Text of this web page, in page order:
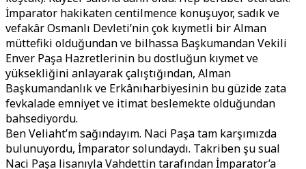
İmparator hakikaten centilmence konuşuyor, sadık ve
vefakâr Osmanlı Devleti’nin çok kıymetli bir Alman
müttefiki olduğundan ve bilhassa Başkumandan Vekili
Enver Paşa Hazretlerinin bu dostluğun kıymet ve
yüksekliğini anlayarak çalıştığından, Alman
Başkumandanlık ve Erkânıharbiyesinin bu güzide zata
fevkalade emniyet ve itimat beslemekte olduğundan
bahsediyordu.
Ben Veliaht’m sağındayım. Naci Paşa tam karşımızda
bulunuyordu, İmparator solundaydı. Takriben şu sual
Naci Paşa lisanıyla Vahdettin tarafından İmparator’a